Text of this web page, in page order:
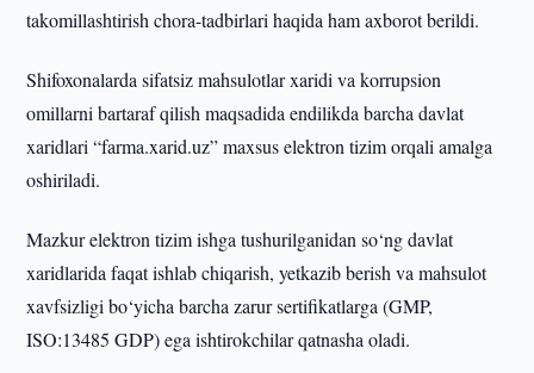
takomillashtirish chora-tadbirlari haqida ham axborot berildi.
Shifoxonalarda sifatsiz mahsulotlar xaridi va korrupsion
omillarni bartaraf qilish maqsadida endilikda barcha davlat
xaridlari “farma.xarid.uz” maxsus elektron tizim orqali amalga
oshiriladi.
Mazkur elektron tizim ishga tushurilganidan so‘ng davlat
xaridlarida faqat ishlab chiqarish, yetkazib berish va mahsulot
xavfsizligi bo‘yicha barcha zarur sertifikatlarga (GMP,
ISO:13485 GDP) ega ishtirokchilar qatnasha oladi.